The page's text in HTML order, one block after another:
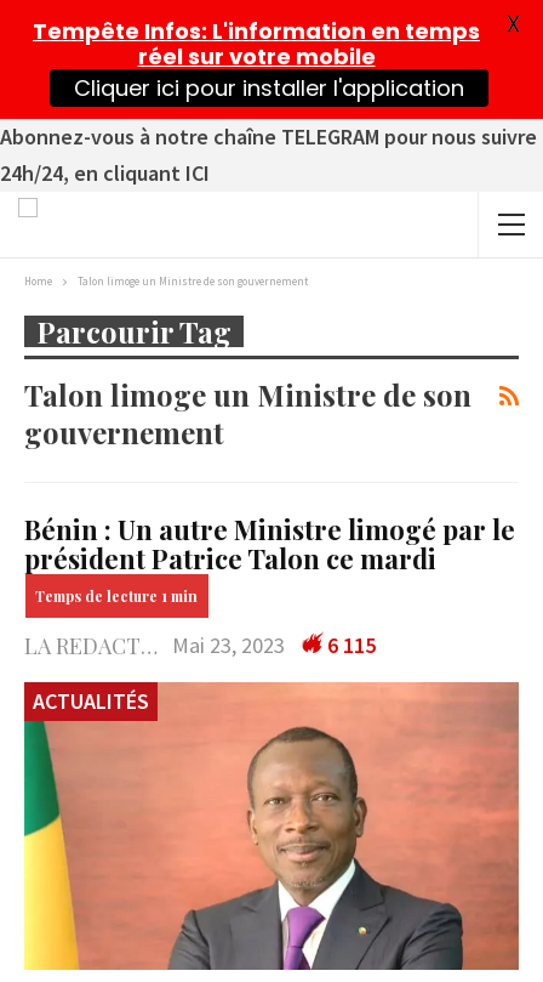
Abonnez-vous à notre chaîne TELEGRAM pour nous suivre
24h/24, en cliquant ICI
Home Talon limoge un Ministre de son gouvernement
Parcourir Tag
Talon limoge un Ministre de son
gouvernement
Bénin : Un autre Ministre limogé par le
président Patrice Talon ce mardi
LA REDACTION Mai 23, 2023
6 115
ACTUALITÉS
Tempête Infos: L'information en temps
réel sur votre mobile
Cliquer ici pour installer l'application
X